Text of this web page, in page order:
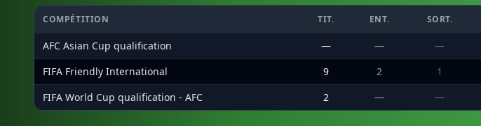
COMPÉTITION TIT. ENT. SORT.
AFC Asian Cup qualification — — —
FIFA Friendly International
9 2 1
FIFA World Cup qualification - AFC
2 — —